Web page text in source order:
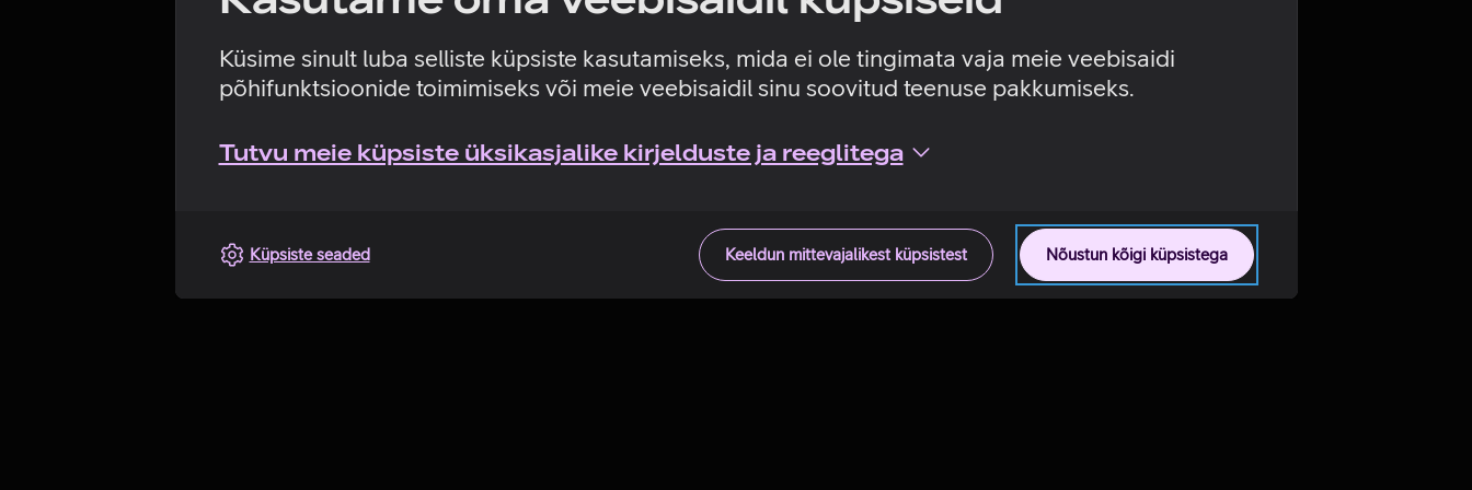
Küsime sinult luba selliste küpsiste kasutamiseks, mida ei ole tingimata vaja meie veebisaidi
põhifunktsioonide toimimiseks või meie veebisaidil sinu soovitud teenuse pakkumiseks.
Tutvu meie küpsiste üksikasjalike kirjelduste ja reeglitega
Nõustun kõigi küpsistega
Keeldun mittevajalikest küpsistest
Küpsiste seaded